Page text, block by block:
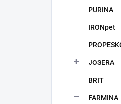
PURINA
IRONpet
JOSERA
BRIT
FARMINA